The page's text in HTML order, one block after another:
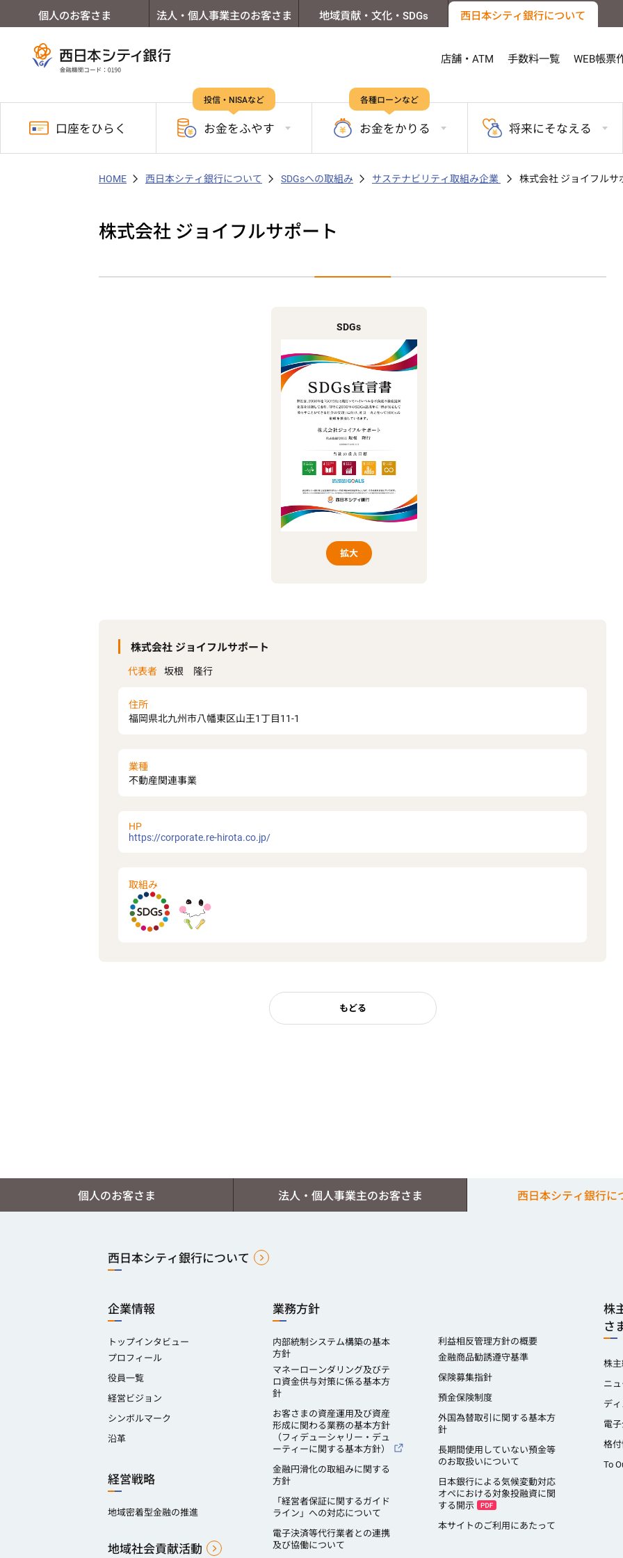
個人のお客さま 法人・個人事業主のお客さま 地域貢献・文化・SDGs 西日本シティ銀行について
店舗・ATM 手数料一覧 WEB帳票
口座を ひらく
投信・NISAなど
お金をふやす
各種ローンなど
お金をかりる 将来にそなえる
HOME 西日本シティ銀行について SDGsへの取組み サステナビリティ取組み企業 株式会社 ジョイフルサ
株式会社 ジョイフルサポート
SDGs
拡大
株式会社 ジョイフルサポート
代表者 坂根 隆行
住所
福岡県北九州市八幡東区山王1丁目11-1
業種
不動産関連事業
HP
https://corporate.re-hirota.co.jp/
取組み
もどる
個人のお客さま 法人・個人事業主のお客さま 西日本シティ銀行に
西日本シティ銀行について
企業情報
トップインタビュー
プロフィール
役員一覧
経営ビジョン
シンボルマーク
沿革
経営戦略
地域密着型金融の推進
地域社会貢献活動
業務方針
内部統制システム構築の基本
方針
マネーローンダリング及びテ
ロ資金供与対策に係る基本方
針
お客さまの資産運用及び資産
形成に関わる業務の基本方針
（フィデューシャリー・デュ
ーティーに関する基本方針）
金融円滑化の取組みに関する
方針
「経営者保証に関するガイド
ライン」への対応について
電子決済等代行業者との連携
及び協働について
利益相反管理方針の概要
金融商品勧誘遵守基準
保険募集指針
預金保険制度
外国為替取引に関する基本方
針
長期間使用していない預金等
のお取扱いについて
日本銀行による気候変動対応
オペにおける対象投融資に関
する開示
本サイトのご利用にあたって
株
さ
株
ニ
デ
電
格
To